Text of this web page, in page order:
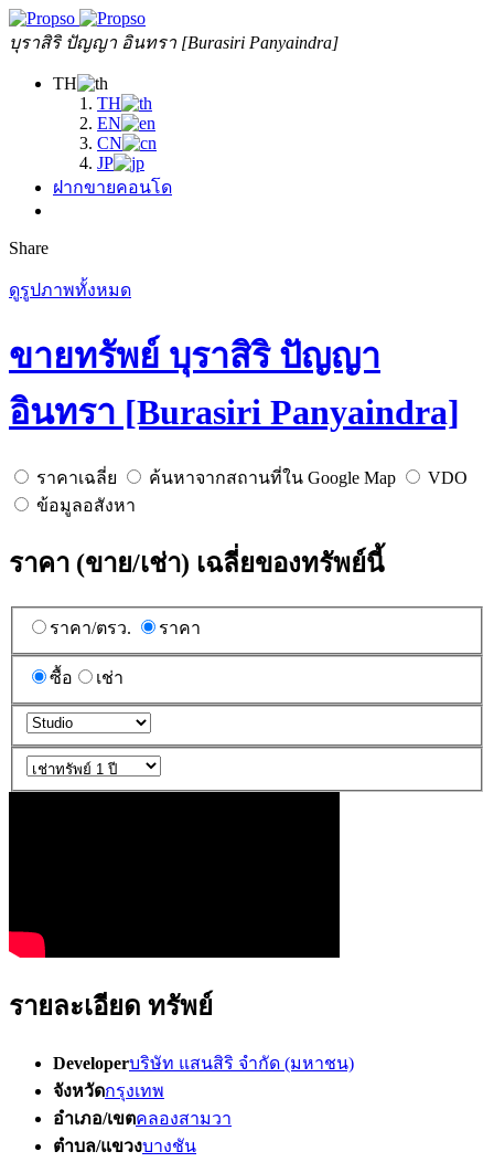
บุราสิริ ปัญญา อินทรา [Burasiri Panyaindra]
TH
TH
EN
CN
JP
ฝากขายคอนโด
Share
ดูรูปภาพทั้งหมด
ขายทรัพย์ บุราสิริ ปัญญา
อินทรา [Burasiri Panyaindra]
ราคาเฉลี่ย ค้นหาจากสถานที่ใน Google Map
VDO
ข้อมูลอสังหา
ราคา (ขาย/เช่า) เฉลี่ยของทรัพย์นี้
ราคา/ตรว. ราคา
ซื้อ เช่า
รายละเอียด ทรัพย์
Developerบริษัท แสนสิริ จำกัด (มหาชน)
จังหวัดกรุงเทพ
อำเภอ/เขตคลองสามวา
ตำบล/แขวงบางชัน